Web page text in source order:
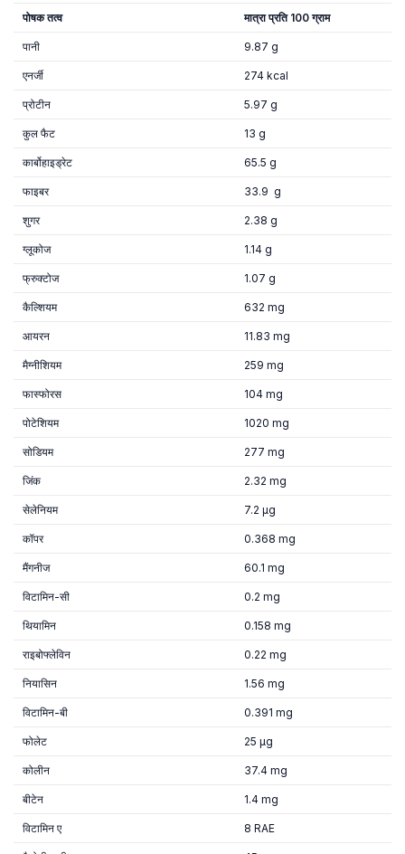
पोषक तत्व मात्रा प्रति 100 ग्राम
पानी 9.87 g
एनर्जी 274 kcal
प्रोटीन 5.97 g
कुल फैट 13 g
कार्बोहाइड्रेट 65.5 g
फाइबर 33.9 g
शुगर 2.38 g
ग्लूकोज 1.14 g
फ्रुक्टोज 1.07 g
कैल्शियम 632 mg
आयरन 11.83 mg
मैग्नीशियम 259 mg
फास्फोरस 104 mg
पोटेशियम 1020 mg
सोडियम 277 mg
जिंक 2.32 mg
सेलेनियम 7.2 µg
कॉपर 0.368 mg
मैंगनीज 60.1 mg
विटामिन-सी 0.2 mg
थियामिन 0.158 mg
राइबोफ्लेविन 0.22 mg
नियासिन 1.56 mg
विटामिन-बी 0.391 mg
फोलेट 25 µg
कोलीन 37.4 mg
बीटेन 1.4 mg
विटामिन ए 8 RAE